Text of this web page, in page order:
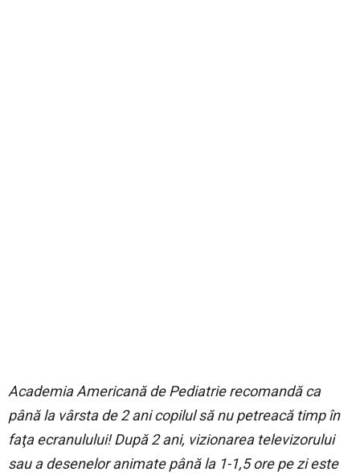
Academia Americană de Pediatrie recomandă ca
până la vârsta de 2 ani copilul să nu petreacă timp în
faţa ecranulului! După 2 ani, vizionarea televizorului
sau a desenelor animate până la 1-1,5 ore pe zi este